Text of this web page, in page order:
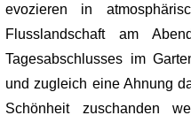
evozieren in
Flusslandschaft am
Tagesabschlusses im
und zugleich eine Ahnung
Schönheit zuschanden